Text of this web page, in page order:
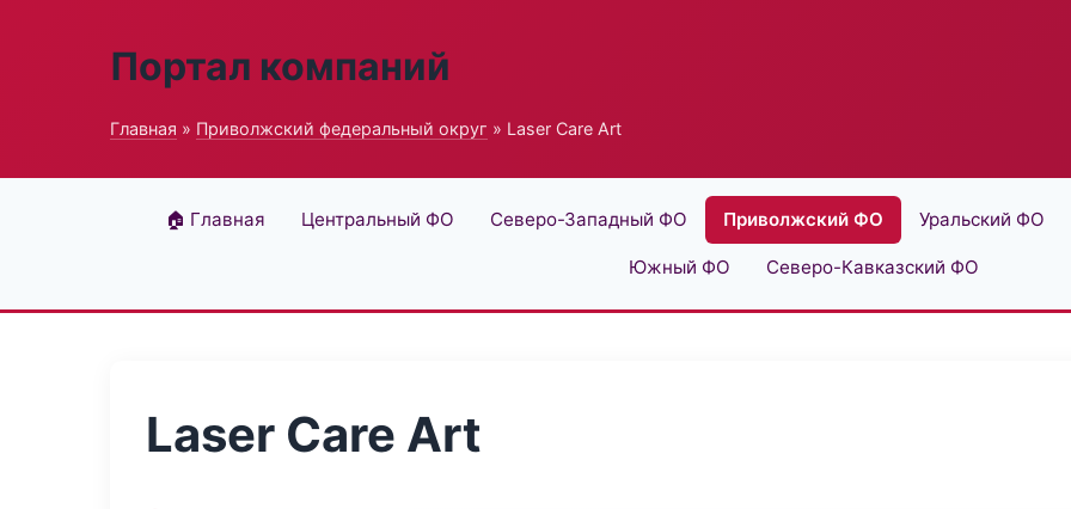
Портал компаний
Главная » Приволжский федеральный округ » Laser Care Art
🏠 Главная Центральный ФО Северо-Западный ФО Приволжский ФО Уральский ФО
Южный ФО Северо-Кавказский ФО
Laser Care Art